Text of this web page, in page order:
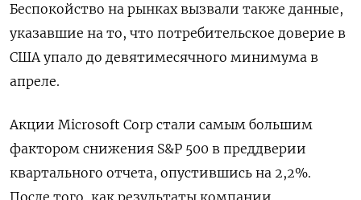
Беспокойство на рынках вызвали также данные,
указавшие на то, что потребительское доверие в
США упало до девятимесячного минимума в
апреле.
Акции Microsoft Corp стали самым большим
фактором снижения S&P 500 в преддверии
квартального отчета, опустившись на 2,2%.